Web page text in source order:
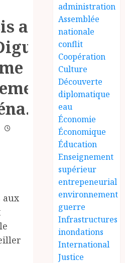
au
aux
administration
Assemblée
nationale
conflit
Coopération
Culture
Découverte
diplomatique
eau
Économie
Économique
Éducation
Enseignement
supérieur
entrepeneurial
environnement
guerre
Infrastructures
inondations
International
Justice